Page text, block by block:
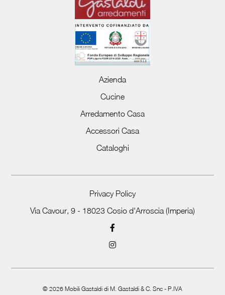
Azienda
Cucine
Arredamento Casa
Accessori Casa
Cataloghi
Privacy Policy
Via Cavour, 9 - 18023 Cosio d'Arroscia (Imperia)
© 2026 Mobili Gastaldi di M. Gastaldi & C. Snc - P.IVA